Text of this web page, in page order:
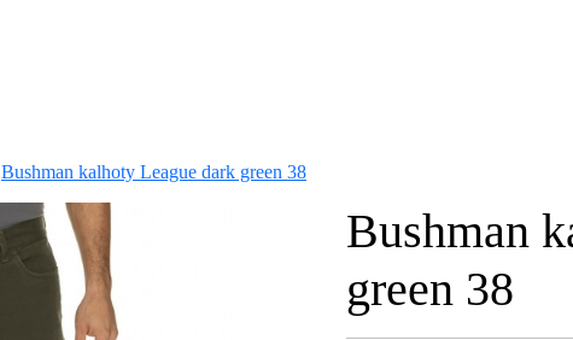
Bushman kalhoty League dark green 38
Bushman
green 38